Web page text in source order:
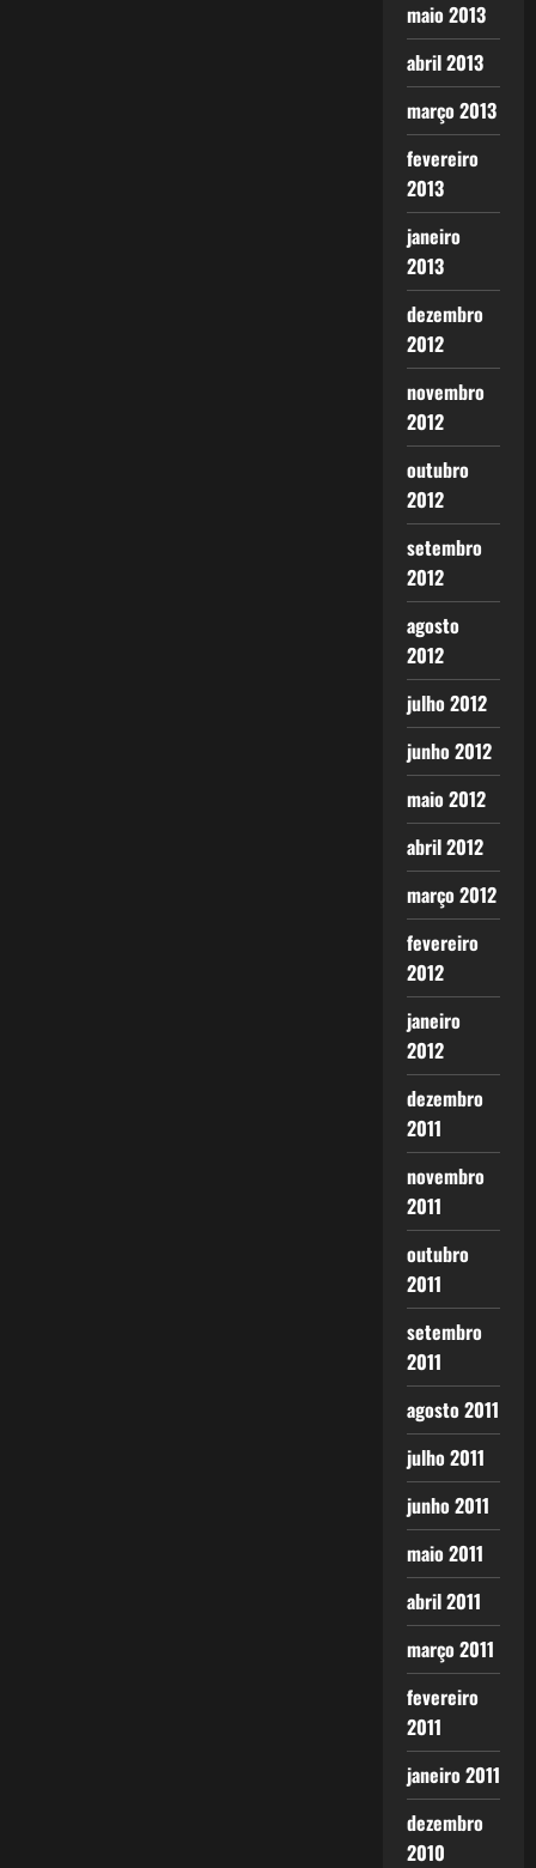
maio 2013
abril 2013
março 2013
fevereiro
2013
janeiro
2013
dezembro
2012
novembro
2012
outubro
2012
setembro
2012
agosto
2012
julho 2012
junho 2012
maio 2012
abril 2012
março 2012
fevereiro
2012
janeiro
2012
dezembro
2011
novembro
2011
outubro
2011
setembro
2011
agosto 2011
julho 2011
junho 2011
maio 2011
abril 2011
março 2011
fevereiro
2011
janeiro 2011
dezembro
2010